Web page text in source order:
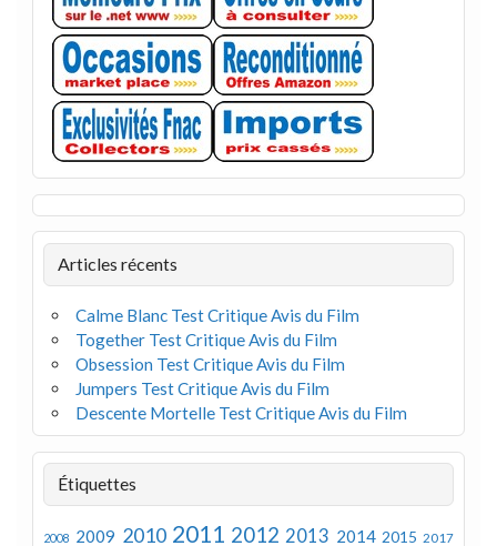
Articles récents
Calme Blanc Test Critique Avis du Film
Together Test Critique Avis du Film
Obsession Test Critique Avis du Film
Jumpers Test Critique Avis du Film
Descente Mortelle Test Critique Avis du Film
Étiquettes
2008 2009 2010 2011 2012 2013 2014 2015 2017